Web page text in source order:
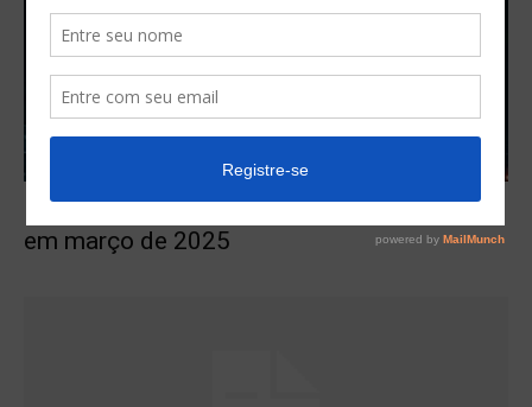
em março de 2025